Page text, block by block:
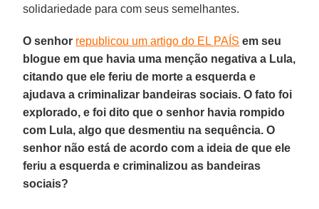
solidariedade para com seus semelhantes.
O senhor republicou um artigo do EL PAÍS em seu
blogue em que havia uma menção negativa a Lula,
citando que ele feriu de morte a esquerda e
ajudava a criminalizar bandeiras sociais. O fato foi
explorado, e foi dito que o senhor havia rompido
com Lula, algo que desmentiu na sequência. O
senhor não está de acordo com a ideia de que ele
feriu a esquerda e criminalizou as bandeiras
sociais?